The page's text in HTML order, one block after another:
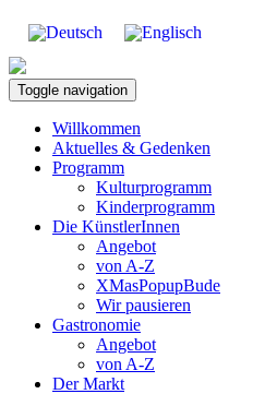
Toggle navigation
Willkommen
Aktuelles & Gedenken
Programm
Kulturprogramm
Kinderprogramm
Die KünstlerInnen
Angebot
von A-Z
XMasPopupBude
Wir pausieren
Gastronomie
Angebot
von A-Z
Der Markt